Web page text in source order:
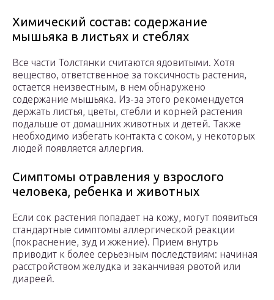
Химический состав: содержание
мышьяка в листьях и стеблях
Все части Толстянки считаются ядовитыми. Хотя
вещество, ответственное за токсичность растения,
остается неизвестным, в нем обнаружено
содержание мышьяка. Из-за этого рекомендуется
держать листья, цветы, стебли и корней растения
подальше от домашних животных и детей. Также
необходимо избегать контакта с соком, у некоторых
людей появляется аллергия.
Симптомы отравления у взрослого
человека, ребенка и животных
Если сок растения попадает на кожу, могут появиться
стандартные симптомы аллергической реакции
(покраснение, зуд и жжение). Прием внутрь
приводит к более серьезным последствиям: начиная
расстройством желудка и заканчивая рвотой или
диареей.